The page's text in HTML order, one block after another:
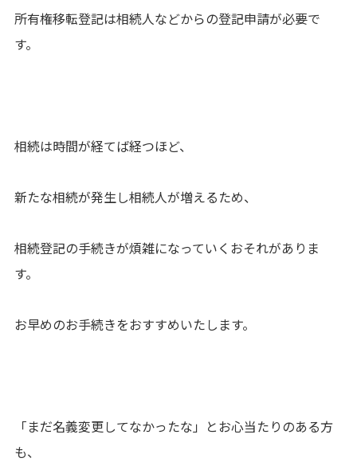
所有権移転登記は相続人などからの登記申請が必要で
す。
相続は時間が経てば経つほど、
新たな相続が発生し相続人が増えるため、
相続登記の手続きが煩雑になっていくおそれがありま
す。
お早めのお手続きをおすすめいたします。
「まだ名義変更してなかったな」とお心当たりのある方
も、